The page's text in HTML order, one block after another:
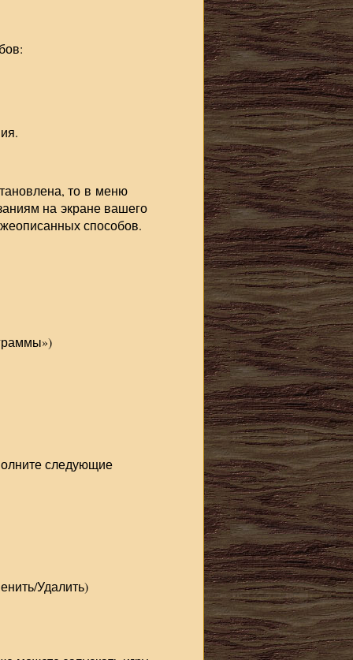
то в меню
на экране вашего
способов.
следующие
Удалить)